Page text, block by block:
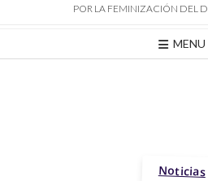
POR LA FEMINIZACIÓN DEL
MENU
Noticias